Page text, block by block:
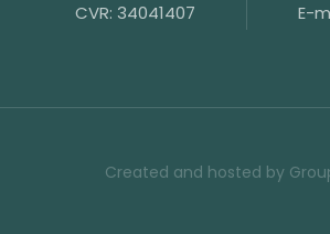
CVR: 34041407
E-
Created and hosted by